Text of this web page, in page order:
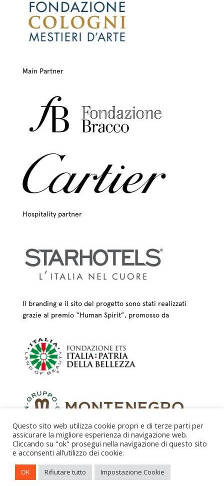
Main Partner
Hospitality partner
Il branding e il sito del progetto sono stati realizzati
grazie al premio “Human Spirit”, promosso da
CREDITS – © FONDAZIONE COLOGNI DEI MESTIERI
D’ARTE ETS 2025
Questo sito web utilizza cookie propri e di terze parti per
assicurare la migliore esperienza di navigazione web.
Cliccando su "ok" prosegui nella navigazione di questo sito
e acconsenti all’utilizzo dei cookie.
OK Rifiutare tutto Impostazione Cookie